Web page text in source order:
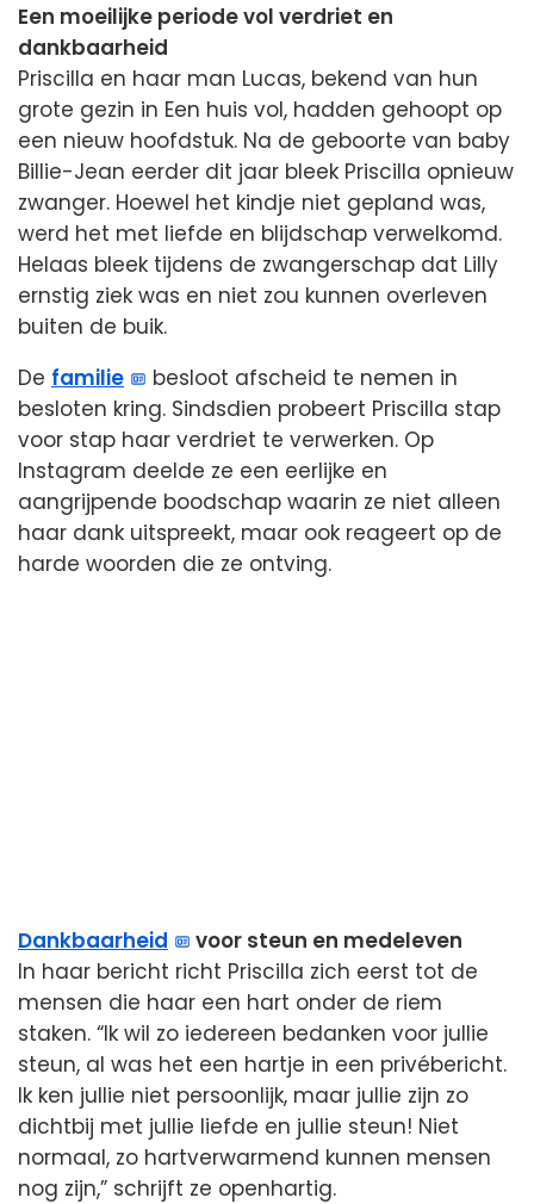
Een moeilijke periode vol verdriet en
dankbaarheid
Priscilla en haar man Lucas, bekend van hun
grote gezin in Een huis vol, hadden gehoopt op
een nieuw hoofdstuk. Na de geboorte van baby
Billie-Jean eerder dit jaar bleek Priscilla opnieuw
zwanger. Hoewel het kindje niet gepland was,
werd het met liefde en blijdschap verwelkomd.
Helaas bleek tijdens de zwangerschap dat Lilly
ernstig ziek was en niet zou kunnen overleven
buiten de buik.
De familie
besloot afscheid te nemen in
besloten kring. Sindsdien probeert Priscilla stap
voor stap haar verdriet te verwerken. Op
Instagram deelde ze een eerlijke en
aangrijpende boodschap waarin ze niet alleen
haar dank uitspreekt, maar ook reageert op de
harde woorden die ze ontving.
Dankbaarheid
voor steun en medeleven
In haar bericht richt Priscilla zich eerst tot de
mensen die haar een hart onder de riem
staken. “Ik wil zo iedereen bedanken voor jullie
steun, al was het een hartje in een privébericht.
Ik ken jullie niet persoonlijk, maar jullie zijn zo
dichtbij met jullie liefde en jullie steun! Niet
normaal, zo hartverwarmend kunnen mensen
nog zijn,” schrijft ze openhartig.